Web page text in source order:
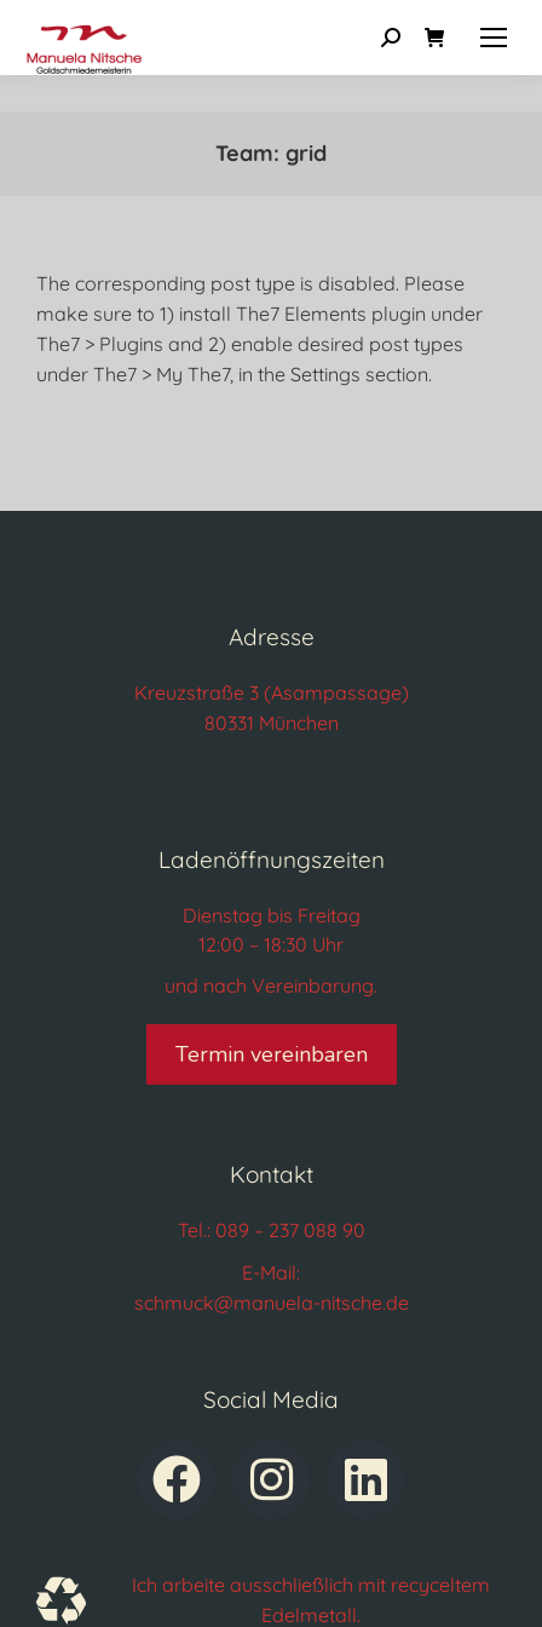
Team: grid
The corresponding post type is disabled. Please
make sure to 1) install The7 Elements plugin under
The7 > Plugins and 2) enable desired post types
under The7 > My The7, in the Settings section.
Adresse
Kreuzstraße 3 (Asampassage)
80331 München
Ladenöffnungszeiten
Dienstag bis Freitag
12:00 – 18:30 Uhr
und nach Vereinbarung.
Termin vereinbaren
Kontakt
Tel.: 089 – 237 088 90
E-Mail:
schmuck@manuela-nitsche.de
Social Media
Ich arbeite ausschließlich mit recyceltem
Edelmetall.